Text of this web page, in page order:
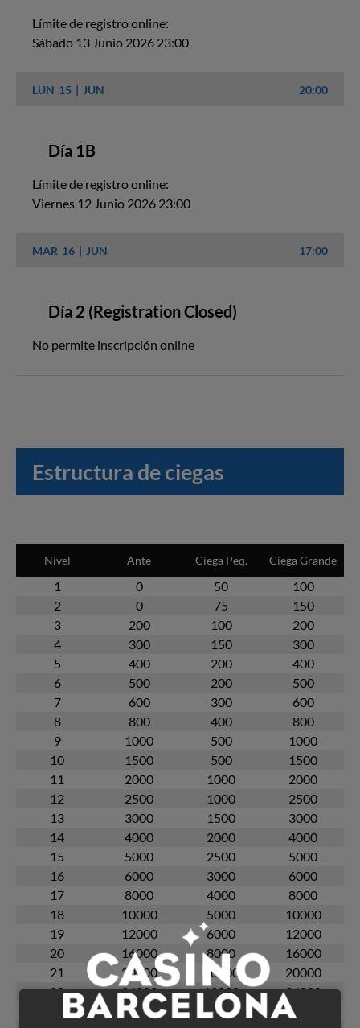
Límite de registro online:
Sábado 13 Junio 2026 23:00
LUN 15 JUN 20:00
Día 1B
Límite de registro online:
Viernes 12 Junio 2026 23:00
MAR 16 JUN 17:00
Día 2 (Registration Closed)
No permite inscripción online
Estructura de ciegas
Nivel Ante Ciega Peq. Ciega Grande
1 0 50
100
2
0 75
150
3
200 100
200
4
300 150
300
5
400 200
400
6
500 200
500
7
600 300
600
8
800 400
800
9
1000 500
1000
10
1500 500
1500
11
2000 1000
2000
12
2500 1000
2500
13
3000 1500
3000
14
4000 2000
4000
15
5000 2500
5000
16
6000 3000
6000
17
8000 4000
8000
18
10000 5000
10000
19
12000 6000
12000
20
16000 8000
16000
21
20000 10000
20000
22
24000 12000
24000
30000 15000
30000